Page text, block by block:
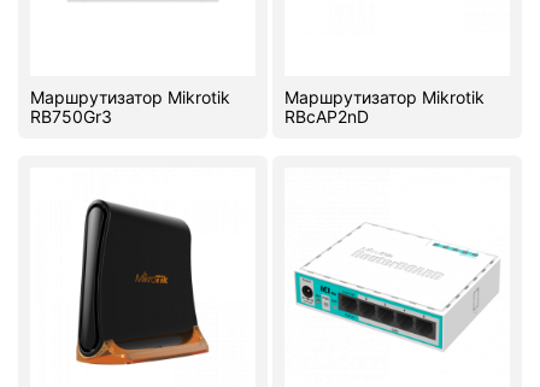
Digital Signage
Видеонаблюдение
Компьютеры Fujitsu
Маршрутизатор Mikrotik
RB750Gr3
Маршрутизатор Mikrotik
RBcAP2nD